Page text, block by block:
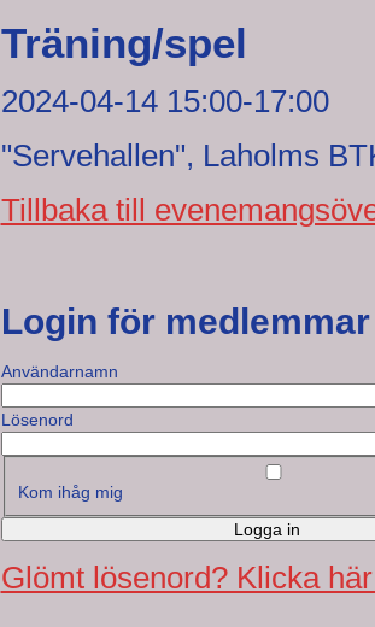
Träning/spel
2024-04-14 15:00-17:00
"Servehallen", Laholms
Tillbaka till
Login för medlemmar
Användarnamn
Lösenord
Kom ihåg mig
Logga in
Glömt lösenord? Klicka